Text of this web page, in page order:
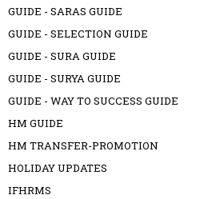
GUIDE - SARAS GUIDE
GUIDE - SELECTION GUIDE
GUIDE - SURA GUIDE
GUIDE - SURYA GUIDE
GUIDE - WAY TO SUCCESS GUIDE
HM GUIDE
HM TRANSFER-PROMOTION
HOLIDAY UPDATES
IFHRMS